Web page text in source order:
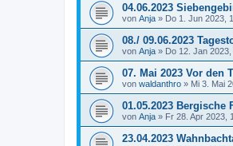
04.06.2023
von Anja » Do 1. Jun 2023,
08./ 09.06.2023
von Anja » Do 12. Jan
07. Mai 2023 Vor den
von waldanthro » Mi 3. Mai
01.05.2023 Bergische
von Anja » Fr 28. Apr 2023,
23.04.2023